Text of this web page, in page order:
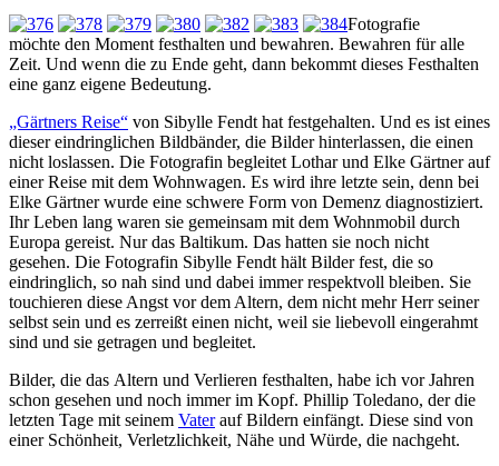
Fotografie
möchte den Moment festhalten und bewahren. Bewahren für alle
Zeit. Und wenn die zu Ende geht, dann bekommt dieses Festhalten
eine ganz eigene Bedeutung.
„Gärtners Reise“ von Sibylle Fendt hat festgehalten. Und es ist eines
dieser eindringlichen Bildbänder, die Bilder hinterlassen, die einen
nicht loslassen. Die Fotografin begleitet Lothar und Elke Gärtner auf
einer Reise mit dem Wohnwagen. Es wird ihre letzte sein, denn bei
Elke Gärtner wurde eine schwere Form von Demenz diagnostiziert.
Ihr Leben lang waren sie gemeinsam mit dem Wohnmobil durch
Europa gereist. Nur das Baltikum. Das hatten sie noch nicht
gesehen. Die Fotografin Sibylle Fendt hält Bilder fest, die so
eindringlich, so nah sind und dabei immer respektvoll bleiben. Sie
touchieren diese Angst vor dem Altern, dem nicht mehr Herr seiner
selbst sein und es zerreißt einen nicht, weil sie liebevoll eingerahmt
sind und sie getragen und begleitet.
Bilder, die das Altern und Verlieren festhalten, habe ich vor Jahren
schon gesehen und noch immer im Kopf. Phillip Toledano, der die
letzten Tage mit seinem Vaterauf Bildern einfängt. Diese sind von
einer Schönheit, Verletzlichkeit, Nähe und Würde, die nachgeht.